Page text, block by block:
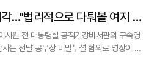
…"법리적으로 다퉈볼 여지 있
시원 전 대통령실 공직기강비서관의 구속영
장판사는 "범죄혐의에